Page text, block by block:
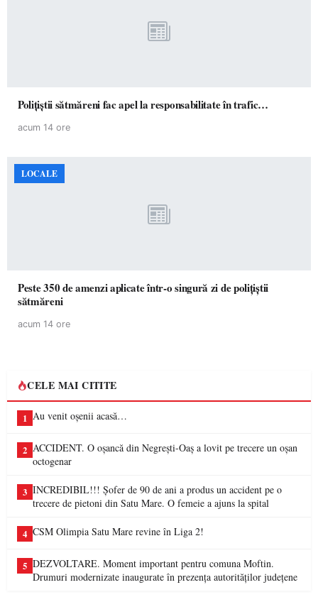
Polițiștii sătmăreni fac apel la responsabilitate în trafic…
acum 14 ore
LOCALE
Peste 350 de amenzi aplicate într-o singură zi de polițiștii
sătmăreni
acum 14 ore
CELE MAI CITITE
1 Au venit oșenii acasă…
2 ACCIDENT. O oșancă din Negrești-Oaș a lovit pe trecere un oșan
octogenar
3 INCREDIBIL!!! Șofer de 90 de ani a produs un accident pe o
trecere de pietoni din Satu Mare. O femeie a ajuns la spital
4 CSM Olimpia Satu Mare revine în Liga 2!
5 DEZVOLTARE. Moment important pentru comuna Moftin.
Drumuri modernizate inaugurate în prezența autorităților județene